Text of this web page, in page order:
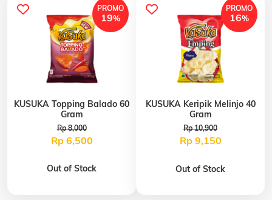
KUSUKA Topping Balado 60
Gram
Rp 8,000
Rp 6,500
Out of Stock
PROMO
19%
KUSUKA Keripik Melinjo 40
Gram
Rp 10,900
Rp 9,150
Out of Stock
PROMO
16%